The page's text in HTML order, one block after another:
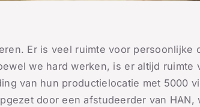
Er is veel ruimte voor persoonlijke
we hard werken, is er altijd ruimte
van hun productielocatie met 5000
door een afstudeerder van HAN,